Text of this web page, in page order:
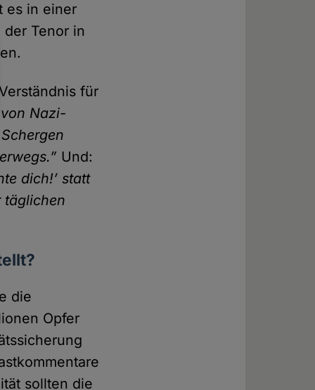
es in einer
Tenor in
für
von Nazi­
Und:
dich!’ statt
täglichen
die
Opfer
sollten die